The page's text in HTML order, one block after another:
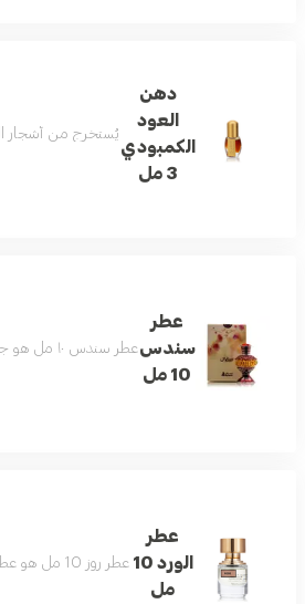
دهن
العود
الكمبودي
3 مل
يُستخرج من أشجار
عطر
سندس
10 مل
عطر سندس ١٠ مل هو جرعةٌ إضافيةٌ من النفحات الشرقية. انغمس في عبير الفواكه الحلو والجريء، مع قاعدته من عبير الخشب المسكي.
عطر
الورد 10
مل
عطر روز 10 مل هو عطر شرقي زهري دافئ. عبوته الأنيقة والبسيطة ستأسرك فورًا.